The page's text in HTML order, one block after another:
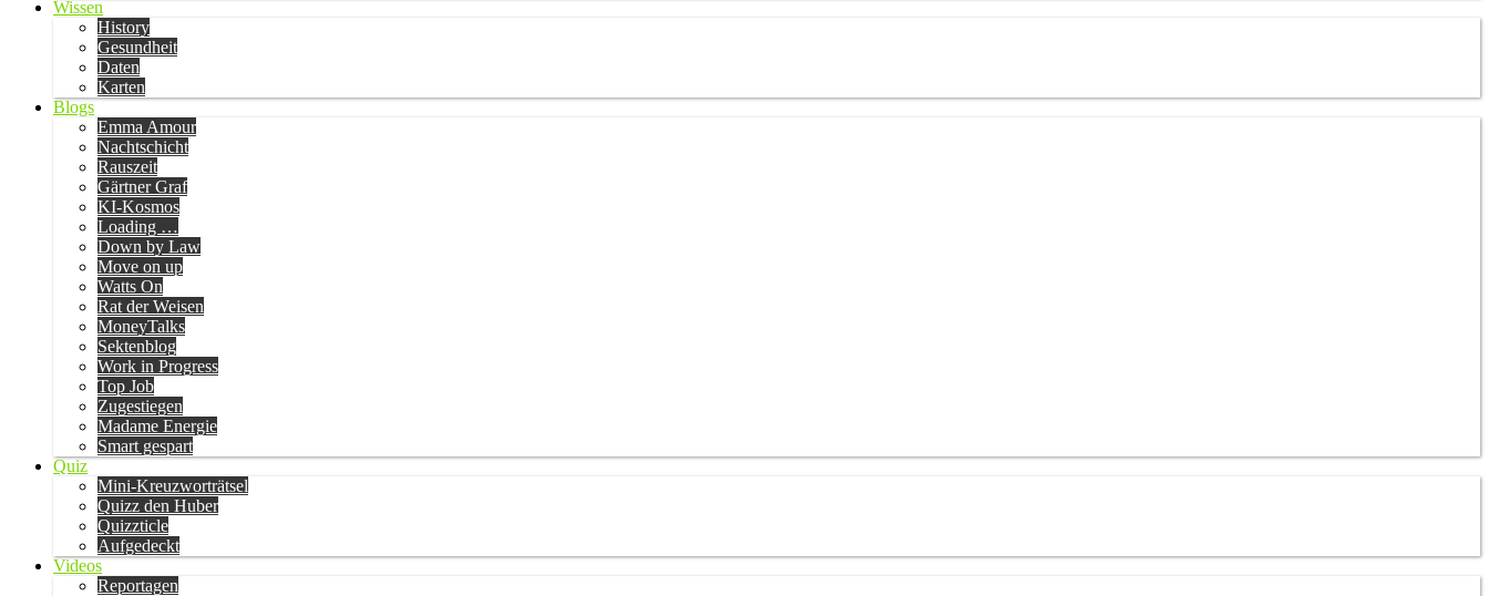
Wissen
History
Gesundheit
Daten
Karten
Blogs
Emma Amour
Nachtschicht
Rauszeit
Gärtner Graf
KI-Kosmos
Loading …
Down by Law
Move on up
Watts On
Rat der Weisen
MoneyTalks
Sektenblog
Work in Progress
Top Job
Zugestiegen
Madame Energie
Smart gespart
Quiz
Mini-Kreuzworträtsel
Quizz den Huber
Quizzticle
Aufgedeckt
Videos
Reportagen